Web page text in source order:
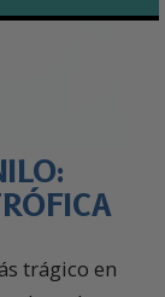
trágico en